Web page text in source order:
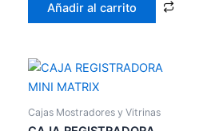
Añadir al carrito
Cajas Mostradores y Vitrinas